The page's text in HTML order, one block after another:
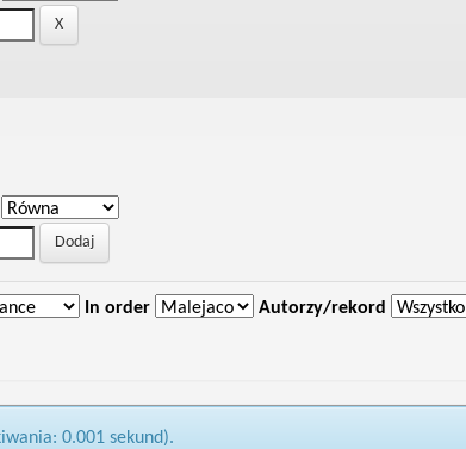
In order Autorzy/rekord
0.001 sekund).